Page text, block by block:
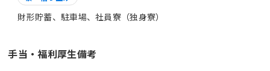
財形貯蓄、駐車場、社員寮（独身寮）
手当・福利厚生備考